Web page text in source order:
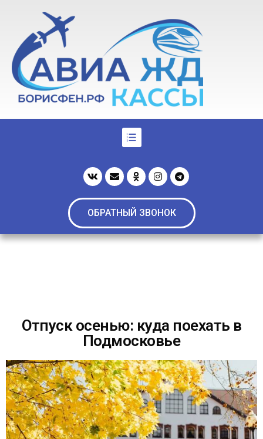
ОБРАТНЫЙ ЗВОНОК
Отпуск осенью: куда поехать в
Подмосковье